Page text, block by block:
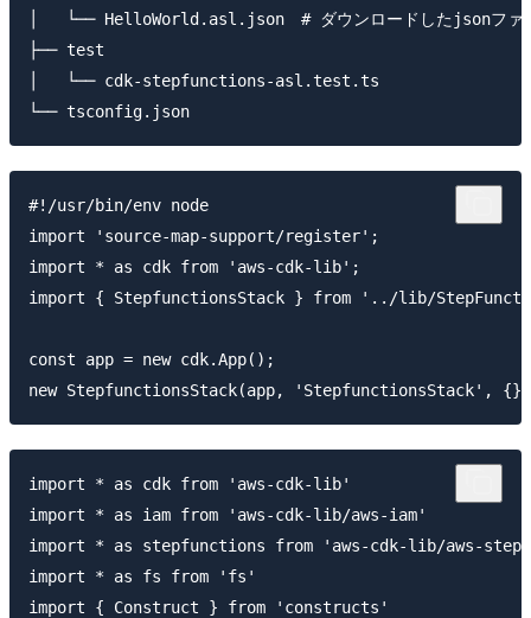
│   └── HelloWorld.asl.json　# ダウンロードしたjsonファ
├── test
│   └── cdk-stepfunctions-asl.test.ts
#!/usr/bin/env node
import 'source-map-support/register';
import * as cdk from 'aws-cdk-lib';
import { StepfunctionsStack } from '../lib/
const app = new cdk.App();
import * as cdk from 'aws-cdk-lib'
import * as iam from 'aws-cdk-lib/aws-iam'
import * as stepfunctions from 'aws-cdk-lib/aws-
import * as fs from 'fs'
import { Construct } from 'constructs'